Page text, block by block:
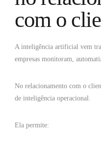
com o
A inteligência artificial vem
empresas monitoram,
No relacionamento com o
de inteligência operacional.
Ela permite: